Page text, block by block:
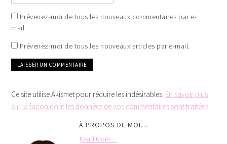
Prévenez-moi de tous les nouveaux commentaires par e-
mail.
Prévenez-moi de tous les nouveaux articles par e-mail.
Ce site utilise Akismet pour réduire les indésirables. En savoir plus
sur la façon dont les données de vos commentaires sont traitées.
À PROPOS DE MOI…
Read More…